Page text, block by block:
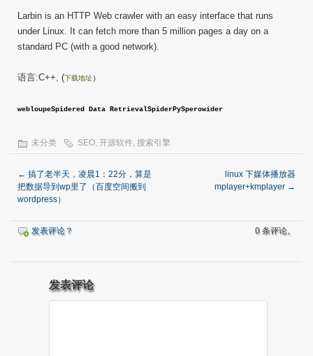
Larbin is an HTTP Web crawler with an easy interface that runs
under Linux. It can fetch more than 5 million pages a day on a
standard PC (with a good network).
语言:C++, (下载地址)
webloupeSpidered Data RetrievalSpiderPySperowider
未分类 SEO, 开源软件, 搜索引擎
← 搞了老半天，凌晨1：22分，算是
把数据导到wp里了（百度空间搬到
wordpress）
linux 下媒体播放器
mplayer+kmplayer →
发表评论？ 0 条评论。
发表评论